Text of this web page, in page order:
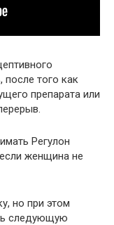
того как
препарата или
Регулон
женщина не
но при этом
следующую